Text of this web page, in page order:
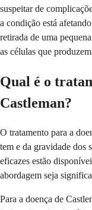
suspeitar de
a condição está
retirada de uma
as células que
Qual é o
Castleman?
O tratamento para a
tem e da gravidade dos
eficazes estão
abordagem seja
Para a doença de